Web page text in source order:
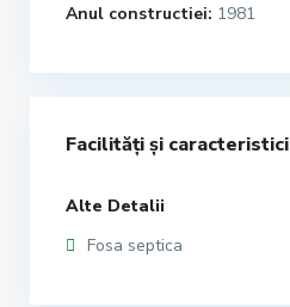
Anul constructiei: 1981
Facilități și caracteristici
Alte Detalii
Fosa septica